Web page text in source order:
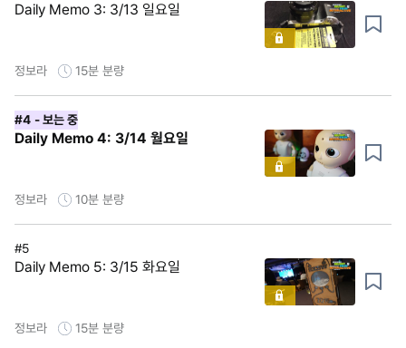
Daily Memo 3: 3/13 일요일
정보라 15분 분량
#4 - 보는 중
Daily Memo 4: 3/14 월요일
정보라 10분 분량
#5
Daily Memo 5: 3/15 화요일
정보라 15분 분량